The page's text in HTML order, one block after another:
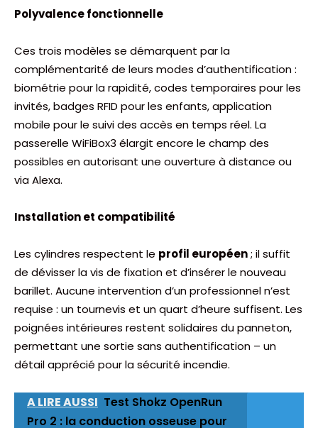
Polyvalence fonctionnelle
Ces trois modèles se démarquent par la
complémentarité de leurs modes d’authentification :
biométrie pour la rapidité, codes temporaires pour les
invités, badges RFID pour les enfants, application
mobile pour le suivi des accès en temps réel. La
passerelle WiFiBox3 élargit encore le champ des
possibles en autorisant une ouverture à distance ou
via Alexa.
Installation et compatibilité
Les cylindres respectent le profil européen; il suffit
de dévisser la vis de fixation et d’insérer le nouveau
barillet. Aucune intervention d’un professionnel n’est
requise : un tournevis et un quart d’heure suffisent. Les
poignées intérieures restent solidaires du panneton,
permettant une sortie sans authentification – un
détail apprécié pour la sécurité incendie.
A LIRE AUSSI Test Shokz OpenRun
Pro 2 : la conduction osseuse pour